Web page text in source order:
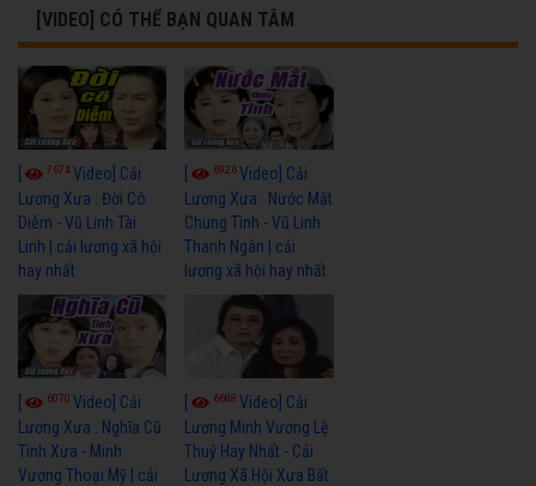
[VIDEO] CÓ THỂ BẠN QUAN TÂM
7674Video] Cải
Lương Xưa : Đời Cô
Diễm - Vũ Linh Tài
Linh | cải lương xã hội
hay nhất
6926Video] Cải
Lương Xưa : Nước Mắt
Chung Tình - Vũ Linh
Thanh Ngân | cải
lương xã hội hay nhất
6070 Video] Cải
Lương Xưa : Nghĩa Cũ
Tình Xưa - Minh
Vương Thoại Mỹ | cải
6688Video] Cải
Lương Minh Vương Lệ
Thuỷ Hay Nhất - Cải
Lương Xã Hội Xưa Bất